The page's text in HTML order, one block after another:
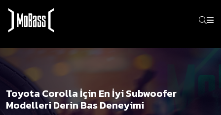
Toyota Corolla İçin En İyi Subwoofer
Modelleri Derin Bas Deneyimi